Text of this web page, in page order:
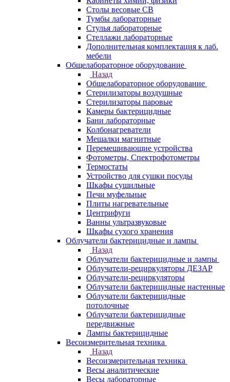
Столы весовые СВ
Тумбы лабораторные
Стулья лабораторные
Стеллажи лабораторные
Дополнительная комплектация к лаб.
мебели
Общелабораторное оборудование
Назад
Общелабораторное оборудование
Стерилизаторы воздушные
Стерилизаторы паровые
Камеры бактерицидные
Бани лабораторные
Колбонагреватели
Мешалки магнитные
Перемешивающие устройства
Фотометры, Спектрофотометры
Термостаты
Устройство для сушки посуды
Шкафы сушильные
Печи муфельные
Плиты нагревательные
Центрифуги
Ванны ультразвуковые
Шкафы сухого хранения
Облучатели бактерицидные и лампы
Назад
Облучатели бактерицидные и лампы
Облучатели-рециркуляторы ДЕЗАР
Облучатели-рециркуляторы
Облучатели бактерицидные настенные
Облучатели бактерицидные
потолочные
Облучатели бактерицидные
передвижные
Лампы бактерицидные
Весоизмерительная техника
Назад
Весоизмерительная техника
Весы аналитические
Весы лабораторные